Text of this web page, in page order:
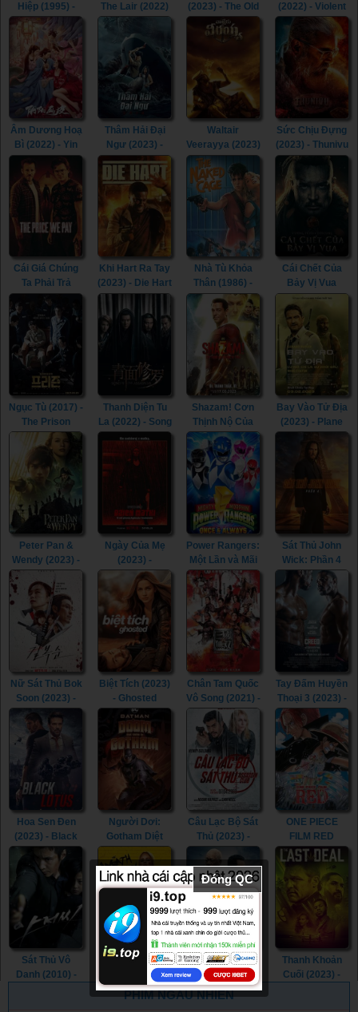
Hiệp (1995) -
Return of The
Condor Heroes
(1995)
The Lair (2022)
(2023) - The Old
Way (2023)
(2022) - Violent
Night (2022)
Âm Dương Hoạ
Bì (2022) - Yin
Yang Painted
Skin (2022)
Thâm Hải Đại
Ngư (2023) -
Monster of The
Deep (2023)
Waltair
Veerayya (2023)
- Waltair
Veerayya (2023)
Sức Chịu Đựng
(2023) - Thunivu
(2023)
Cái Giá Chúng
Ta Phải Trả
Price We Pay
(2023)
Khi Hart Ra Tay
(2023) - Die Hart
Nhà Tù Khỏa
Thân (1986) -
The Naked
Cage (1986)
Cái Chết Của
Bảy Vị Vua
(2023) - The
Last Kingdom:
Seven Kings
Must Die (2023)
Ngục Tù (2017) -
The Prison
(2017)
Thanh Diện Tu
La (2022) - Song
of the
Assassins
(2022)
Shazam! Cơn
Thịnh Nộ Của
Các Vị Thần
(2023) -
Shazam! Fury of
the Gods (2023)
Bay Vào Tử Địa
(2023) - Plane
Peter Pan &
Wendy (2023) -
Peter Pan &
Wendy (2023)
Ngày Của Mẹ
(2023) -
Mother's Day
(2023)
Power Rangers:
Một Lần và Mãi
Mãi (2023) -
Mighty Morphin
Power Rangers:
Once & Always
(2023)
Sát Thủ John
Wick: Phần 4
(2023) - John
Wick: Chapter 4
Nữ Sát Thủ Bok
Soon (2023) -
(2023)
Biệt Tích (2023)
- Ghosted
(2023)
Chân Tam Quốc
Vô Song (2021) -
Dynasty
Warriors (2021)
Tay Đấm Huyền
Thoại 3 (2023) -
Creed III (2023)
Hoa Sen Đen
(2023) - Black
Lotus (2023)
Người Dơi:
Gotham Diệt
Vong (2023) -
Batman: The
Doom That
Came to
Gotham (2023)
Câu Lạc Bộ Sát
Thủ (2023) -
Assassin Club
(2023)
ONE PIECE
FILM RED
(2022) - ONE
PIECE FILM
RED (2022)
Sát Thủ Vô
Danh (2010) -
Cơn Thịnh Nộ
Của Becky
(2023) - The
Nghi Thức Tử
Thần (2023) -
The Ritual Killer
Thanh Khoản
Cuối (2023) -
PHIM NGẪU NHIÊN
Đóng QC